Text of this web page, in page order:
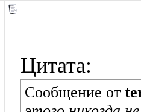
Цитата:
Сообщение от